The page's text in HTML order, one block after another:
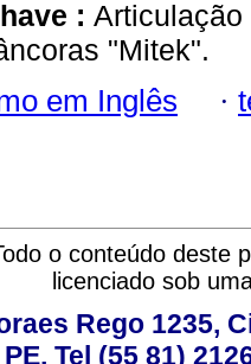
: Articulação
"Mitek".
em Inglês ·
o conteúdo deste
licenciado sob
Rego 1235,
Tel (55 81)